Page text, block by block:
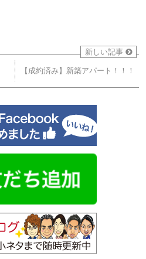
新しい記事
【成約済み】新築アパート！！！